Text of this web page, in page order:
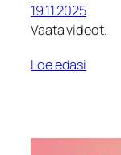
19.11.2025
Vaata videot.
Loe edasi